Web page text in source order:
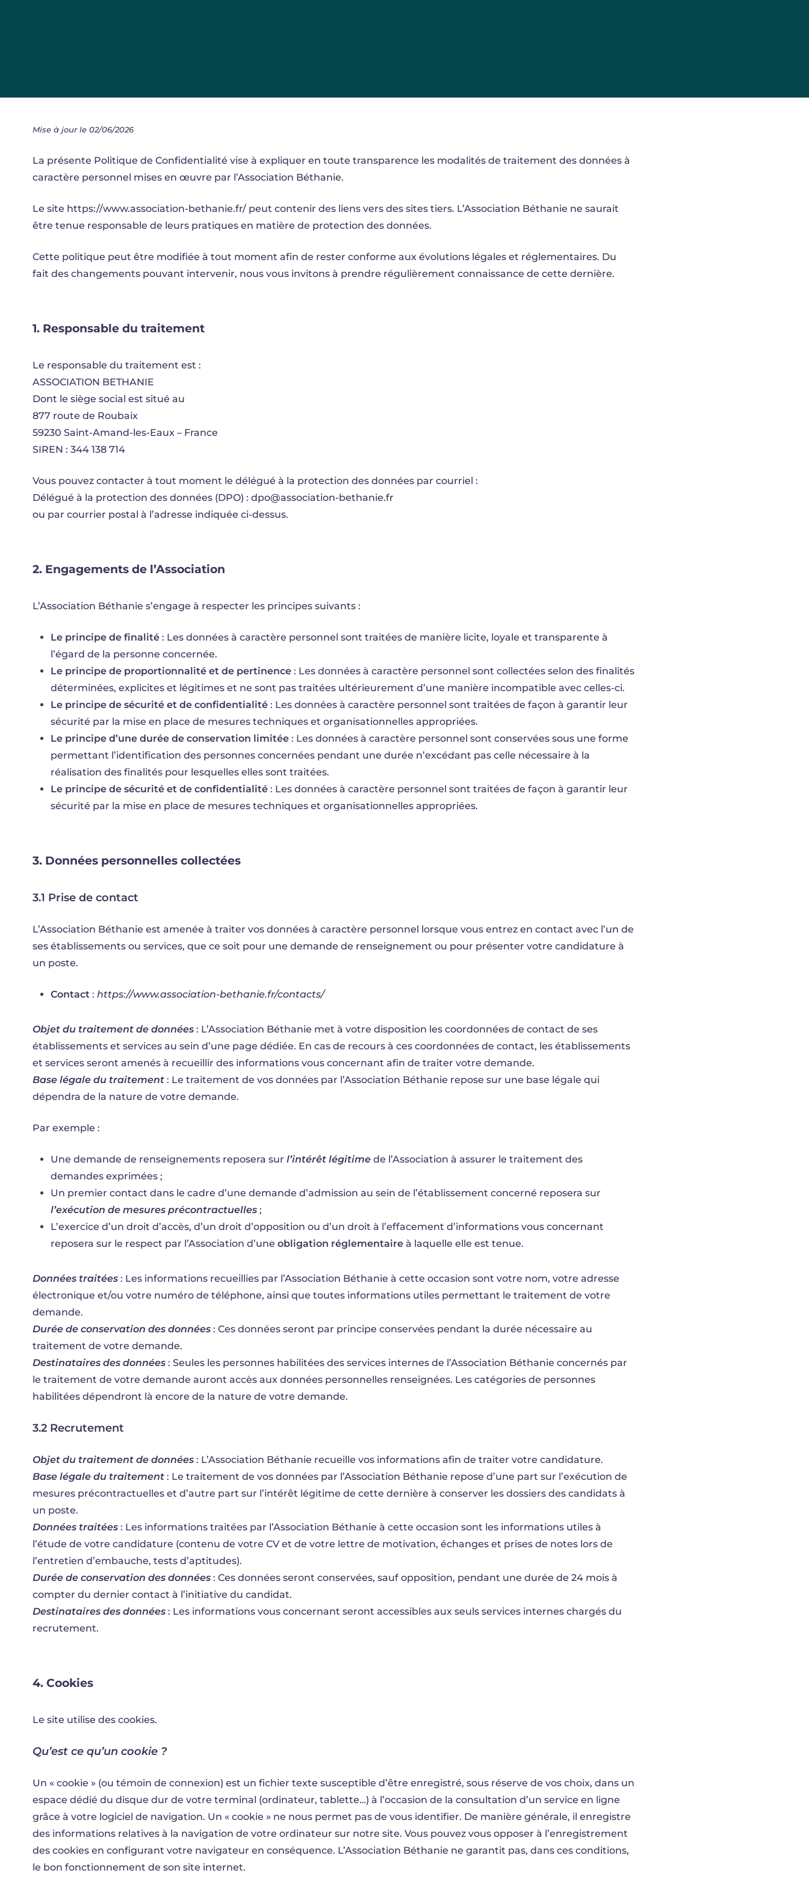
Mise à jour le 02/06/2026
La présente Politique de Confidentialité vise à expliquer en toute transparence les modalités de traitement des données à
caractère personnel mises en œuvre par l’Association Béthanie.
Le site https://www.association-bethanie.fr/ peut contenir des liens vers des sites tiers. L’Association Béthanie ne saurait
être tenue responsable de leurs pratiques en matière de protection des données.
Cette politique peut être modifiée à tout moment afin de rester conforme aux évolutions légales et réglementaires. Du
fait des changements pouvant intervenir, nous vous invitons à prendre régulièrement connaissance de cette dernière.
1. Responsable du traitement
Le responsable du traitement est :
ASSOCIATION BETHANIE
Dont le siège social est situé au
877 route de Roubaix
59230 Saint-Amand-les-Eaux – France
SIREN : 344 138 714
Vous pouvez contacter à tout moment le délégué à la protection des données par courriel :
Délégué à la protection des données (DPO) : dpo@association-bethanie.fr
ou par courrier postal à l’adresse indiquée ci-dessus.
2. Engagements de l’Association
L’Association Béthanie s’engage à respecter les principes suivants :
Le principe de finalité: Les données à caractère personnel sont traitées de manière licite, loyale et transparente à
l’égard de la personne concernée.
Le principe de proportionnalité et de pertinence: Les données à caractère personnel sont collectées selon des finalités
déterminées, explicites et légitimes et ne sont pas traitées ultérieurement d’une manière incompatible avec celles-ci.
Le principe de sécurité et de confidentialité: Les données à caractère personnel sont traitées de façon à garantir leur
sécurité par la mise en place de mesures techniques et organisationnelles appropriées.
Le principe d’une durée de conservation limitée: Les données à caractère personnel sont conservées sous une forme
permettant l’identification des personnes concernées pendant une durée n’excédant pas celle nécessaire à la
réalisation des finalités pour lesquelles elles sont traitées.
Le principe de sécurité et de confidentialité: Les données à caractère personnel sont traitées de façon à garantir leur
sécurité par la mise en place de mesures techniques et organisationnelles appropriées.
3. Données personnelles collectées
3.1 Prise de contact
L’Association Béthanie est amenée à traiter vos données à caractère personnel lorsque vous entrez en contact avec l’un de
ses établissements ou services, que ce soit pour une demande de renseignement ou pour présenter votre candidature à
un poste.
Contact: https://www.association-bethanie.fr/contacts/
Objet du traitement de données: L’Association Béthanie met à votre disposition les coordonnées de contact de ses
établissements et services au sein d’une page dédiée. En cas de recours à ces coordonnées de contact, les établissements
et services seront amenés à recueillir des informations vous concernant afin de traiter votre demande.
Base légale du traitement: Le traitement de vos données par l’Association Béthanie repose sur une base légale qui
dépendra de la nature de votre demande.
Par exemple :
Une demande de renseignements reposera sur l’intérêt légitimede l’Association à assurer le traitement des
demandes exprimées ;
Un premier contact dans le cadre d’une demande d’admission au sein de l’établissement concerné reposera sur
l’exécution de mesures précontractuelles;
L’exercice d’un droit d’accès, d’un droit d’opposition ou d’un droit à l’effacement d’informations vous concernant
reposera sur le respect par l’Association d’une obligation réglementaireà laquelle elle est tenue.
Données traitées: Les informations recueillies par l’Association Béthanie à cette occasion sont votre nom, votre adresse
électronique et/ou votre numéro de téléphone, ainsi que toutes informations utiles permettant le traitement de votre
demande.
Durée de conservation des données: Ces données seront par principe conservées pendant la durée nécessaire au
traitement de votre demande.
Destinataires des données: Seules les personnes habilitées des services internes de l’Association Béthanie concernés par
le traitement de votre demande auront accès aux données personnelles renseignées. Les catégories de personnes
habilitées dépendront là encore de la nature de votre demande.
3.2 Recrutement
Objet du traitement de données : L’Association Béthanie recueille vos informations afin de traiter votre candidature.
Base légale du traitement: Le traitement de vos données par l’Association Béthanie repose d’une part sur l’exécution de
mesures précontractuelles et d’autre part sur l’intérêt légitime de cette dernière à conserver les dossiers des candidats à
un poste.
Données traitées: Les informations traitées par l’Association Béthanie à cette occasion sont les informations utiles à
l’étude de votre candidature (contenu de votre CV et de votre lettre de motivation, échanges et prises de notes lors de
l’entretien d’embauche, tests d’aptitudes).
Durée de conservation des données: Ces données seront conservées, sauf opposition, pendant une durée de 24 mois à
compter du dernier contact à l’initiative du candidat.
Destinataires des données : Les informations vous concernant seront accessibles aux seuls services internes chargés du
recrutement.
4. Cookies
Le site utilise des cookies.
Qu’est ce qu’un cookie ?
Un « cookie » (ou témoin de connexion) est un fichier texte susceptible d’être enregistré, sous réserve de vos choix, dans un
espace dédié du disque dur de votre terminal (ordinateur, tablette…) à l’occasion de la consultation d’un service en ligne
grâce à votre logiciel de navigation. Un « cookie » ne nous permet pas de vous identifier. De manière générale, il enregistre
des informations relatives à la navigation de votre ordinateur sur notre site. Vous pouvez vous opposer à l’enregistrement
des cookies en configurant votre navigateur en conséquence. L’Association Béthanie ne garantit pas, dans ces conditions,
le bon fonctionnement de son site internet.